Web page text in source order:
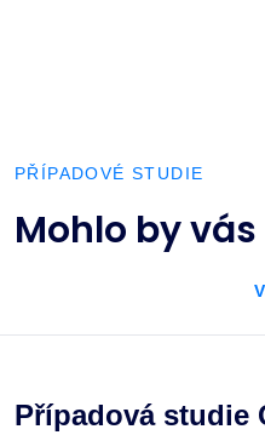
PŘÍPADOVÉ STUDIE
Mohlo by
Případová studie